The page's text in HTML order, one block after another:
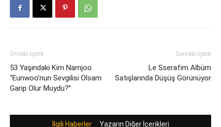
Önceki İçerik
53 Yaşındaki Kim Namjoo
“Eunwoo’nun Sevgilisi Olsam
Garip Olur Muydu?”
Sonraki İçerik
Le Sserafim Albüm
Satışlarında Düşüş Görünüyor
İlgili Haberler Yazarın Diğer İçerikleri